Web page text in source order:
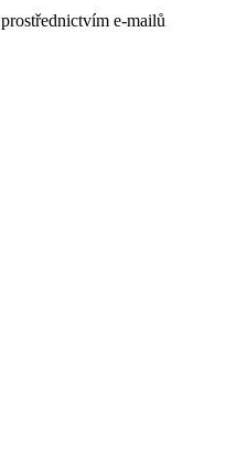
prostřednictvím e-mailů